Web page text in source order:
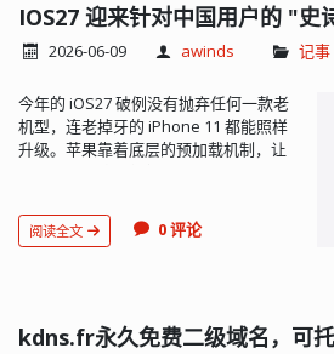
IOS27 迎来针对中国用户的 "史
2026-06-09 awinds 记事
今年的 iOS27 破例没有抛弃任何一款老
机型，连老掉牙的 iPhone 11 都能照样
升级。苹果靠着底层的预加载机制，让
80%。增强了液态玻璃（毛玻璃）的透
明度调整，交互视觉效果更加现代化。
录。最重要的 Siri AI 和 Apple
阅读全文 0 评论
kdns.fr永久免费二级域名，可